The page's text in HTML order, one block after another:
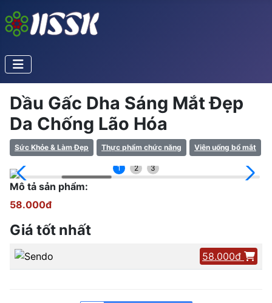
Dầu Gấc Dha Sáng Mắt Đẹp
Da Chống Lão Hóa
Sức Khỏe & Làm Đẹp Thực phẩm chức năng Viên uống bổ mắt
1 2 3
Mô tả sản phẩm:
58.000đ
Giá tốt nhất
58.000đ